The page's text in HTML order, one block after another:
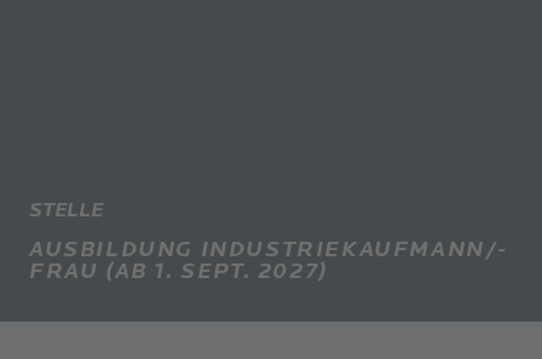
STELLE
AUSBILDUNG INDUSTRIEKAUFMANN/-
FRAU (AB 1. SEPT. 2027)